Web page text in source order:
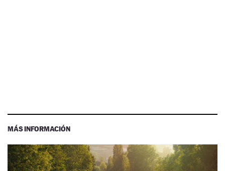
MÁS INFORMACIÓN